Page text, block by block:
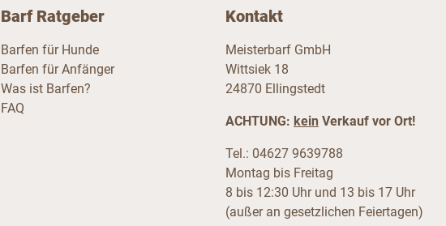
Barf Ratgeber
Barfen für Hunde
Barfen für Anfänger
Was ist Barfen?
FAQ
Kontakt
Meisterbarf GmbH
Wittsiek 18
24870 Ellingstedt
ACHTUNG: kein Verkauf vor Ort!
Tel.: 04627 9639788
Montag bis Freitag
8 bis 12:30 Uhr und 13 bis 17 Uhr
(außer an gesetzlichen Feiertagen)